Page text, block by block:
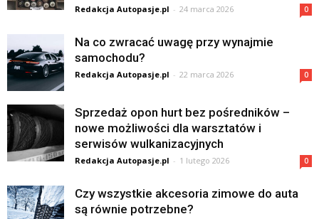
Redakcja Autopasje.pl - 24 marca 2026 0
Na co zwracać uwagę przy wynajmie
samochodu?
Redakcja Autopasje.pl - 22 marca 2026 0
Sprzedaż opon hurt bez pośredników –
nowe możliwości dla warsztatów i
serwisów wulkanizacyjnych
Redakcja Autopasje.pl - 1 lutego 2026 0
Czy wszystkie akcesoria zimowe do auta
są równie potrzebne?